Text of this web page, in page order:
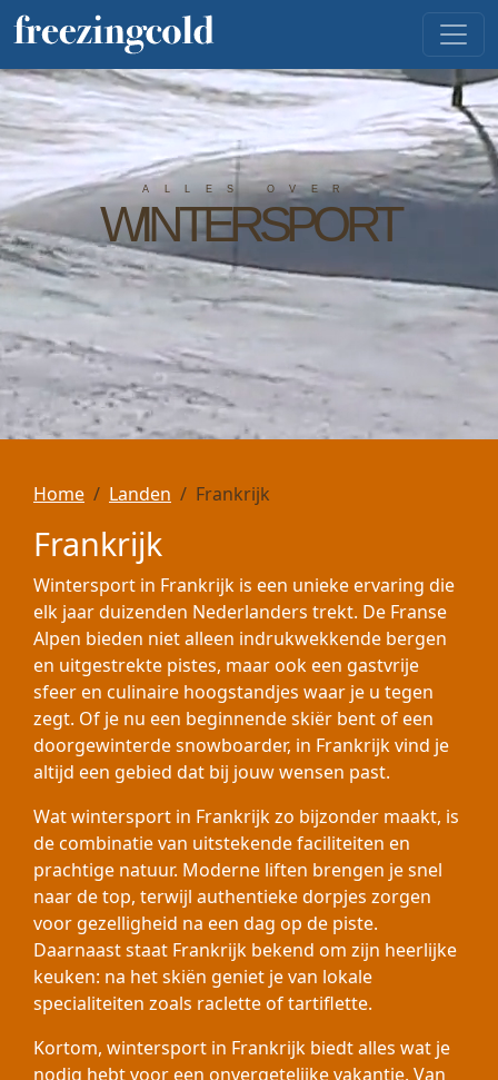
ALLES OVER
WINTERSPORT
Home Landen Frankrijk
Frankrijk
Wintersport in Frankrijk is een unieke ervaring die
elk jaar duizenden Nederlanders trekt. De Franse
Alpen bieden niet alleen indrukwekkende bergen
en uitgestrekte pistes, maar ook een gastvrije
sfeer en culinaire hoogstandjes waar je u tegen
zegt. Of je nu een beginnende skiër bent of een
doorgewinterde snowboarder, in Frankrijk vind je
altijd een gebied dat bij jouw wensen past.
Wat wintersport in Frankrijk zo bijzonder maakt, is
de combinatie van uitstekende faciliteiten en
prachtige natuur. Moderne liften brengen je snel
naar de top, terwijl authentieke dorpjes zorgen
voor gezelligheid na een dag op de piste.
Daarnaast staat Frankrijk bekend om zijn heerlijke
keuken: na het skiën geniet je van lokale
specialiteiten zoals raclette of tartiflette.
Kortom, wintersport in Frankrijk biedt alles wat je
nodig hebt voor een onvergetelijke vakantie. Van